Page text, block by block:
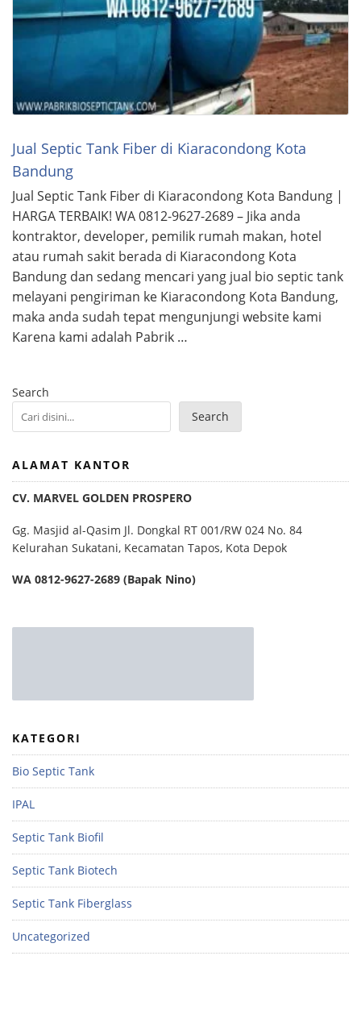
Jual Septic Tank Fiber di Kiaracondong Kota
Bandung
Jual Septic Tank Fiber di Kiaracondong Kota Bandung |
HARGA TERBAIK! WA 0812-9627-2689 – Jika anda
kontraktor, developer, pemilik rumah makan, hotel
atau rumah sakit berada di Kiaracondong Kota
Bandung dan sedang mencari yang jual bio septic tank
melayani pengiriman ke Kiaracondong Kota Bandung,
maka anda sudah tepat mengunjungi website kami
Karena kami adalah Pabrik …
Search
Search
ALAMAT KANTOR
CV. MARVEL GOLDEN PROSPERO
Gg. Masjid al-Qasim Jl. Dongkal RT 001/RW 024 No. 84
Kelurahan Sukatani, Kecamatan Tapos, Kota Depok
WA 0812-9627-2689 (Bapak Nino)
KATEGORI
Bio Septic Tank
IPAL
Septic Tank Biofil
Septic Tank Biotech
Septic Tank Fiberglass
Uncategorized